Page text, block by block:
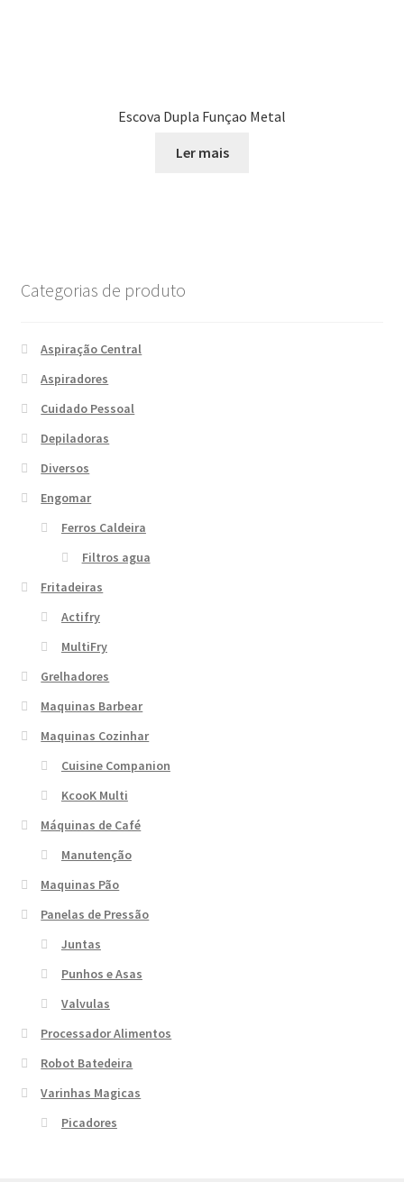
Escova Dupla Funçao Metal
Ler mais
Categorias de produto
Aspiração Central
Aspiradores
Cuidado Pessoal
Depiladoras
Diversos
Engomar
Ferros Caldeira
Filtros agua
Fritadeiras
Actifry
MultiFry
Grelhadores
Maquinas Barbear
Maquinas Cozinhar
Cuisine Companion
KcooK Multi
Máquinas de Café
Manutenção
Maquinas Pão
Panelas de Pressão
Juntas
Punhos e Asas
Valvulas
Processador Alimentos
Robot Batedeira
Varinhas Magicas
Picadores